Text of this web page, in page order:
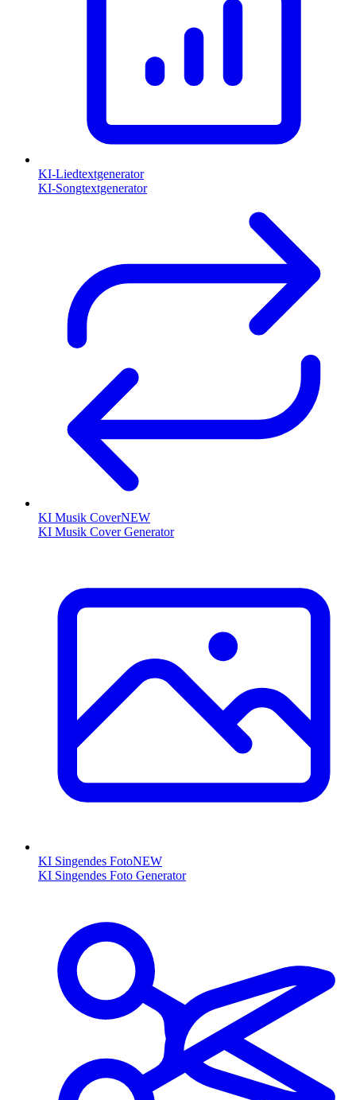
KI-Liedtextgenerator
KI-Songtextgenerator
KI Musik CoverNEW
KI Musik Cover Generator
KI Singendes FotoNEW
KI Singendes Foto Generator